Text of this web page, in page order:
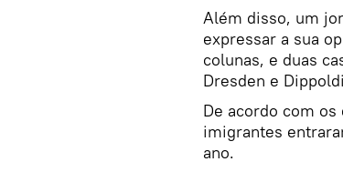
Além disso, um
expressar a sua
colunas, e duas
Dresden e
De acordo com os
imigrantes
ano.